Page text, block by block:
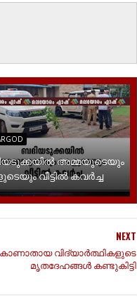
അമ്മയുടെയും
വീട്ടില്‍ കവര്‍ച്ച
NEXT
കാണാതായ വിദ്യാര്‍ത്ഥികളുടെ
മൃതദേഹങ്ങള്‍ കണ്ടുകിട്ടി